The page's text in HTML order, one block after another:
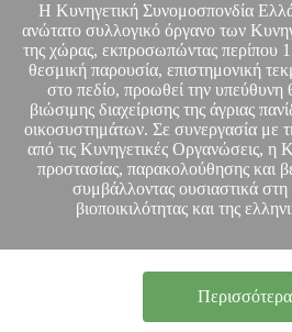
Η Κυνηγετική Συνομοσπονδία
ανώτατο συλλογικό όργανο των
της χώρας, εκπροσωπώντας περίπου
θεσμική παρουσία, επιστημονική
στο πεδίο, προωθεί την υπεύθυνη
βιώσιμης διαχείρισης της άγριας
οικοσυστημάτων. Σε συνεργασία με
από τις Κυνηγετικές Οργανώσεις, η
προστασίας, παρακολούθησης και
συμβάλλοντας ουσιαστικά στη
βιοποικιλότητας και της
Περισσότερα